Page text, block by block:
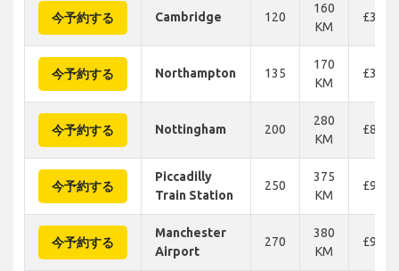
今予約する Cambridge 120
160
KM
£305
今予約する Northampton 135
170
KM
£370
今予約する Nottingham 200
280
KM
£857
今予約する
Piccadilly
Train Station
250
375
KM
£939
今予約する
Manchester
Airport
270
380
KM
£939